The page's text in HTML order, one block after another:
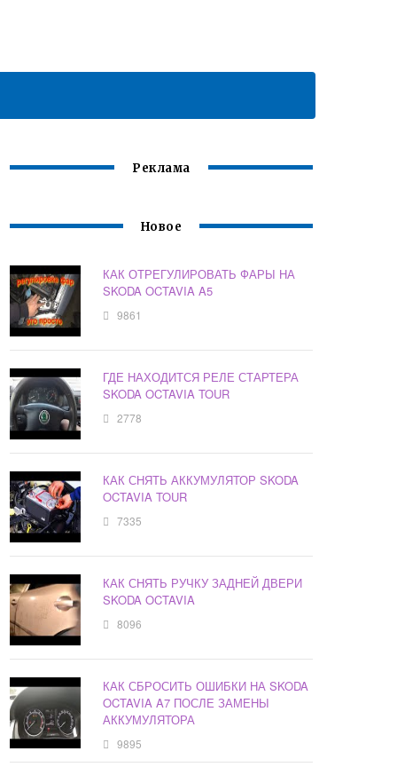
Реклама
Новое
КАК ОТРЕГУЛИРОВАТЬ ФАРЫ НА
SKODA OCTAVIA A5
9861
ГДЕ НАХОДИТСЯ РЕЛЕ СТАРТЕРА
SKODA OCTAVIA TOUR
2778
КАК СНЯТЬ АККУМУЛЯТОР SKODA
OCTAVIA TOUR
7335
КАК СНЯТЬ РУЧКУ ЗАДНЕЙ ДВЕРИ
SKODA OCTAVIA
8096
КАК СБРОСИТЬ ОШИБКИ НА SKODA
OCTAVIA A7 ПОСЛЕ ЗАМЕНЫ
АККУМУЛЯТОРА
9895